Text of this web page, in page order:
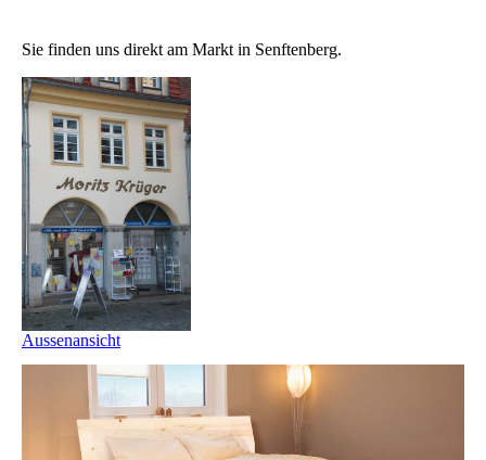
Sie finden uns direkt am Markt in Senftenberg.
Aussenansicht